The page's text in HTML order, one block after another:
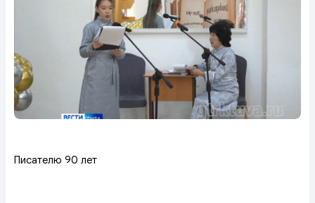
Писателю 90 лет